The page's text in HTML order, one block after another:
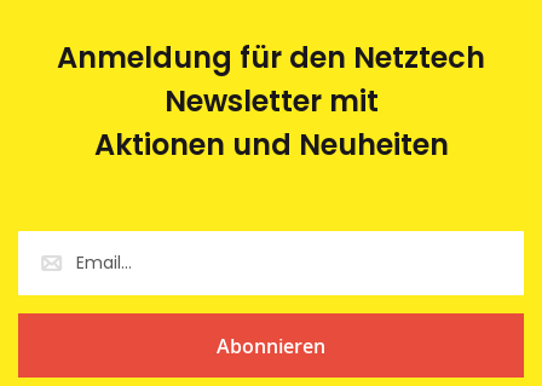
Anmeldung für den Netztech
Newsletter mit
Aktionen und Neuheiten
Abonnieren